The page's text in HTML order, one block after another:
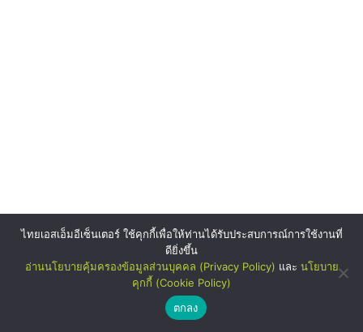
ไทยเอสเอ็มอีเซ็นเตอร์ ใช้คุกกี้เพื่อให้ท่านได้รับประสบการณ์การใช้งานที่
ดียิ่งขึ้น
อ่านนโยบายคุ้มครองข้อมูลส่วนบุคคล (Privacy Policy) และ นโยบาย
คุกกี้ (Cookie Policy)
ตกลง